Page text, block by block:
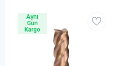
Aynı
Gün
Kargo